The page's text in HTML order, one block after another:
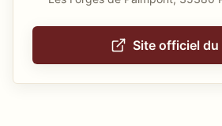
Site officiel du